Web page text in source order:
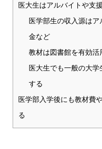
医大生はアルバイトや支
医学部生の収入源は
金など
教材は図書館を有効活
医大生でも一般の大
する
医学部入学後にも教材費
る